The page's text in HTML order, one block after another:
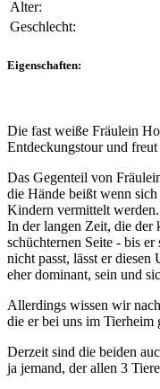
Alter:
Geschlecht:
Eigenschaften:
Die fast weiße Fräulein
Entdeckungstour und
Das Gegenteil von
die Hände beißt wenn
Kindern vermittelt werden.
In der langen Zeit, die der
schüchternen Seite - bis
nicht passt, lässt er
eher dominant, sein und
Allerdings wissen wir
die er bei uns im Tierheim
Derzeit sind die beiden
ja jemand, der allen 3